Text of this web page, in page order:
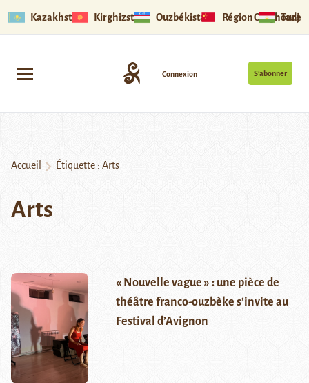
Kazakhstan Kirghizstan Ouzbékistan Région Ouïghoure
S’abonner
Connexion
Accueil Étiquette : Arts
Arts
« Nouvelle vague » : une pièce de
théâtre franco-ouzbèke s’invite au
Festival d’Avignon